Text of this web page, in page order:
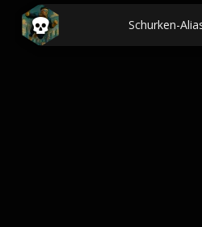
Schurken-